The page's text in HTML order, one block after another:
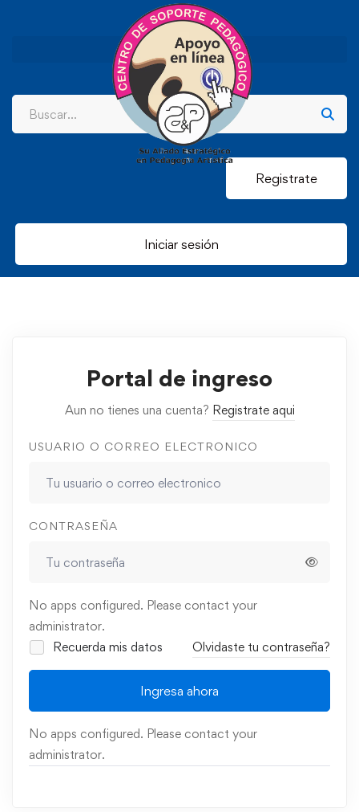
Registrate
Iniciar sesión
Portal de ingreso
Aun no tienes una cuenta? Registrate aqui
USUARIO O CORREO ELECTRONICO
CONTRASEÑA
No apps configured. Please contact your
administrator.
Recuerda mis datos
Olvidaste tu contraseña?
Ingresa ahora
No apps configured. Please contact your
administrator.